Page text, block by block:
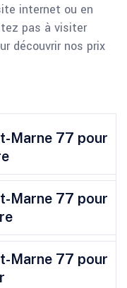
internet ou en
pas à visiter
découvrir nos prix
Marne 77 pour
Marne 77 pour
Marne 77 pour